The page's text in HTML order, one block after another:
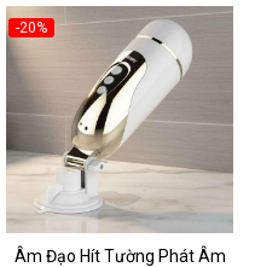
-20%
Âm Đạo Hít Tường Phát Âm